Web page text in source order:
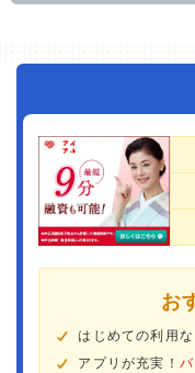
お
はじめての利用
アプリが充実！